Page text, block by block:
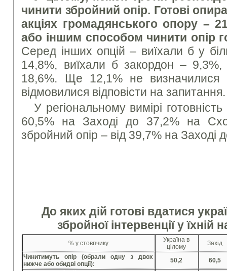
чинити збройний опір. Готові
акціях громадянського опору –
або іншим способом чинити опір
Серед інших опцій – виїхали б у
14,8%, виїхали б закордон –
18,6%. Ще 12,1% не визначилися
відмовилися відповісти на запитання.
У регіональному вимірі
60,5% на Заході до 37,2% на
збройний опір – від 39,7% на Заході
До яких дій готові вдатися
збройної інтервенції у їхній
% у стовпчику
Україна в
цілому
Захід
Чинитимуть опір (обрали одну з двох
нижче або обидві опції):
50,2
60,5